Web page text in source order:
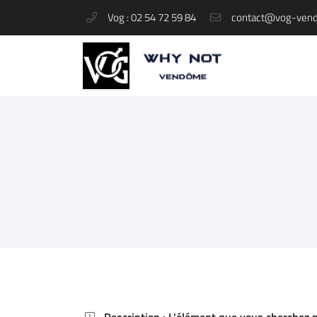
Vog : 02 54 72 59 84
37 rue du Change
41100 Vendôme
02 54 72 59 84
En cochant cette case, vous consentez à recevoir nos propositions commerciales à